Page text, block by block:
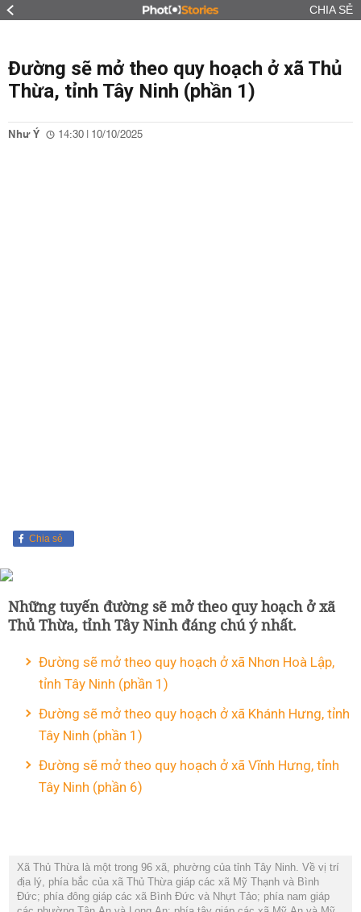
CHIA SẺ
Đường sẽ mở theo quy hoạch ở xã Thủ
Thừa, tỉnh Tây Ninh (phần 1)
Như Ý 14:30 | 10/10/2025
Chia sẻ
Những tuyến đường sẽ mở theo quy hoạch ở xã
Thủ Thừa, tỉnh Tây Ninh đáng chú ý nhất.
Đường sẽ mở theo quy hoạch ở xã Nhơn Hoà Lập,
tỉnh Tây Ninh (phần 1)
Đường sẽ mở theo quy hoạch ở xã Khánh Hưng, tỉnh
Tây Ninh (phần 1)
Đường sẽ mở theo quy hoạch ở xã Vĩnh Hưng, tỉnh
Tây Ninh (phần 6)
Xã Thủ Thừa là một trong 96 xã, phường của tỉnh Tây Ninh. Về vị trí
địa lý, phía bắc của xã Thủ Thừa giáp các xã Mỹ Thạnh và Bình
Đức; phía đông giáp các xã Bình Đức và Nhựt Tảo; phía nam giáp